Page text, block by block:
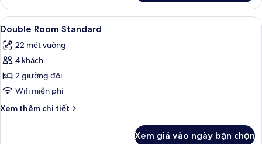
Double
Room
Deluxe
Xem
tất
cả
ảnh
Double
Room
Standard
Truy cập Internet không dây miễn
3
Double Room Standard
22 mét vuông
4 khách
2 giường đôi
Wifi miễn phí
Xem thêm chi tiết
Chi
Xem giá vào ngày bạn chọn